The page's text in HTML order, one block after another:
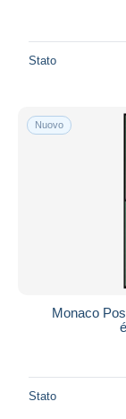
Stato
Nuovo
Monaco
Stato